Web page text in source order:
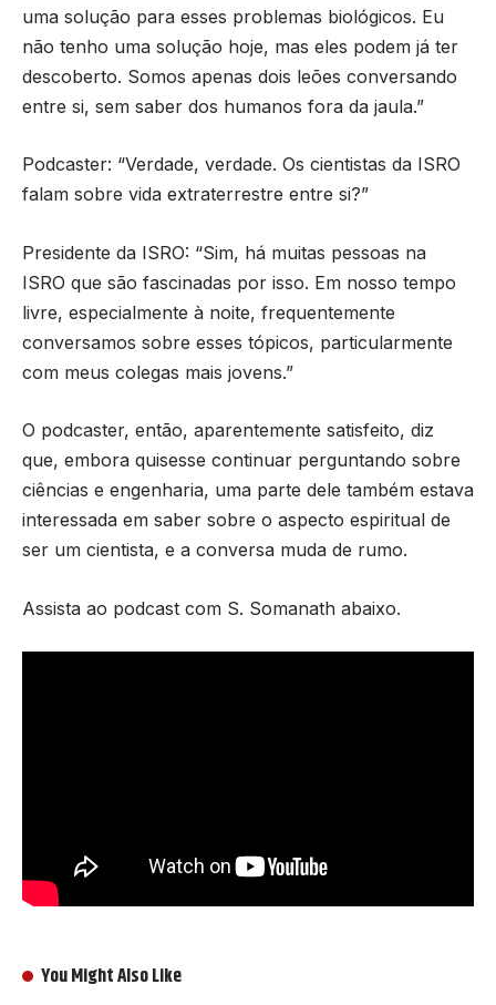
uma solução para esses problemas biológicos. Eu
não tenho uma solução hoje, mas eles podem já ter
descoberto. Somos apenas dois leões conversando
entre si, sem saber dos humanos fora da jaula.”
Podcaster: “Verdade, verdade. Os cientistas da ISRO
falam sobre vida extraterrestre entre si?”
Presidente da ISRO: “Sim, há muitas pessoas na
ISRO que são fascinadas por isso. Em nosso tempo
livre, especialmente à noite, frequentemente
conversamos sobre esses tópicos, particularmente
com meus colegas mais jovens.”
O podcaster, então, aparentemente satisfeito, diz
que, embora quisesse continuar perguntando sobre
ciências e engenharia, uma parte dele também estava
interessada em saber sobre o aspecto espiritual de
ser um cientista, e a conversa muda de rumo.
Assista ao podcast com S. Somanath abaixo.
You Might Also Like